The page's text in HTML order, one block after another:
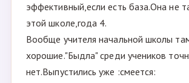
эффективный,если есть база.Она не
этой школе,года 4.
Вообще учителя начальной школы
хорошие."Быдла" среди учеников
нет.Выпустились уже :смеется: